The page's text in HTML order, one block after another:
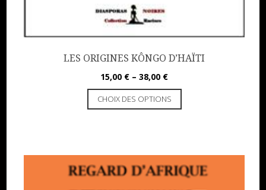
LES ORIGINES KÔNGO D’HAÏTI
15,00 € – 38,00 €
CHOIX DES OPTIONS